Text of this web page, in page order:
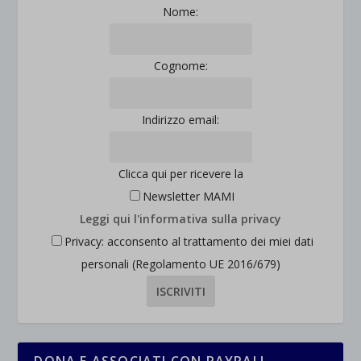
Nome:
Cognome:
Indirizzo email:
Clicca qui per ricevere la
Newsletter MAMI
Leggi qui l'informativa sulla privacy
Privacy: acconsento al trattamento dei miei dati
personali (Regolamento UE 2016/679)